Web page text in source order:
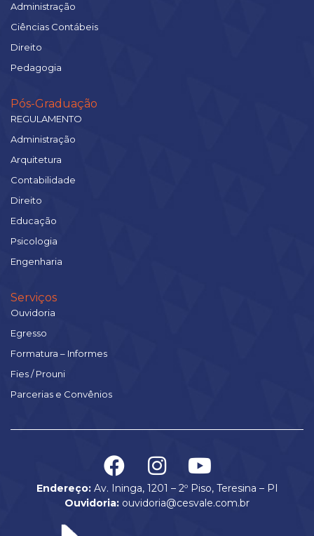
Administração
Ciências Contábeis
Direito
Pedagogia
Pós-Graduação
REGULAMENTO
Administração
Arquitetura
Contabilidade
Direito
Educação
Psicologia
Engenharia
Serviços
Ouvidoria
Egresso
Formatura – Informes
Fies / Prouni
Parcerias e Convênios
Endereço:Av. Ininga, 1201 – 2º Piso, Teresina – PI
Ouvidoria: ouvidoria@cesvale.com.br